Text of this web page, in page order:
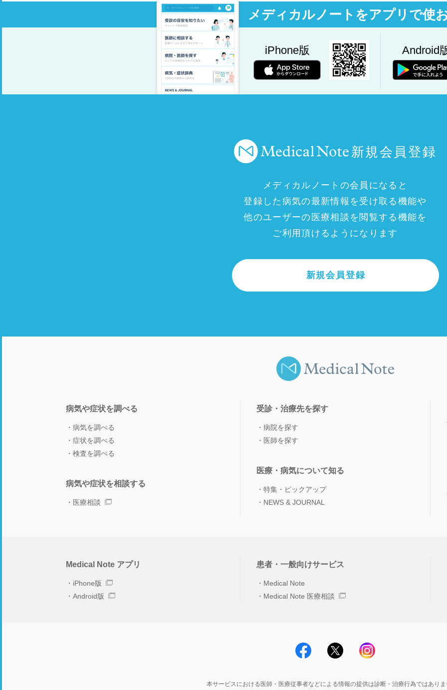
メディカルノートをアプリで使
iPhone版 Android
新規会員登録
メディカルノートの会員になると
登録した病気の最新情報を受け取る機能や
他のユーザーの医療相談を閲覧する機能を
ご利用頂けるようになります
新規会員登録
病気や症状を調べる
病気を調べる
症状を調べる
検査を調べる
病気や症状を相談する
医療相談
受診・治療先を探す
病院を探す
医師を探す
医療・病気について知る
特集・ピックアップ
NEWS & JOURNAL
Medical Note アプリ
iPhone版
Android版
患者・一般向けサービス
Medical Note
Medical Note 医療相談
本サービスにおける医師・医療従事者などによる情報の提供は診断・治療行為ではあり